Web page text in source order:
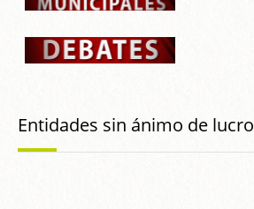
Entidades sin ánimo de lucro